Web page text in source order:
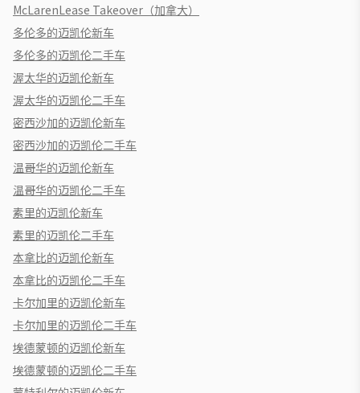
McLarenLease Takeover（加拿大）
多伦多的迈凯伦新车
多伦多的迈凯伦二手车
渥太华的迈凯伦新车
渥太华的迈凯伦二手车
密西沙加的迈凯伦新车
密西沙加的迈凯伦二手车
温哥华的迈凯伦新车
温哥华的迈凯伦二手车
素里的迈凯伦新车
素里的迈凯伦二手车
本拿比的迈凯伦新车
本拿比的迈凯伦二手车
卡尔加里的迈凯伦新车
卡尔加里的迈凯伦二手车
埃德蒙顿的迈凯伦新车
埃德蒙顿的迈凯伦二手车